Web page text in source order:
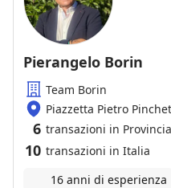
consiglio vivamente.
Pierangelo Borin
Team Borin
Piazzetta Pietro
6 transazioni in
10 transazioni in Italia
16 anni di esperienza